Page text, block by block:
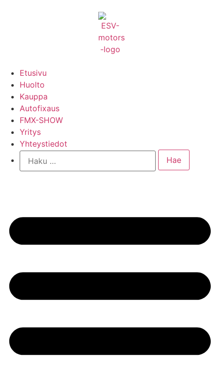
Etusivu
Huolto
Kauppa
Autofixaus
FMX-SHOW
Yritys
Yhteystiedot